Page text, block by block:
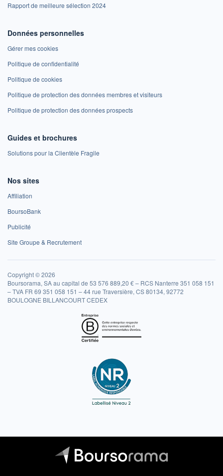
Rapport de meilleure sélection 2024
Données personnelles
Gérer mes cookies
Politique de confidentialité
Politique de cookies
Politique de protection des données membres et visiteurs
Politique de protection des données prospects
Guides et brochures
Solutions pour la Clientèle Fragile
Nos sites
Affiliation
BoursoBank
Publicité
Site Groupe & Recrutement
Copyright © 2026
Boursorama, SA au capital de 53 576 889,20 € – RCS Nanterre 351 058 151
– TVA FR 69 351 058 151 – 44 rue Traversière, CS 80134, 92772
BOULOGNE BILLANCOURT CEDEX